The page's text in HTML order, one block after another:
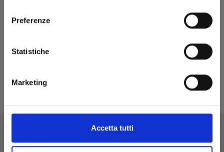
Preferenze
Statistiche
Marketing
Accetta tutti
AUTORIZZO